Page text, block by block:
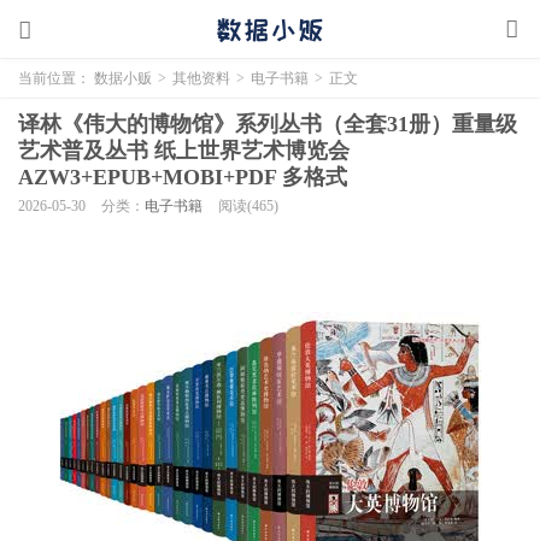
当前位置： 数据小贩 > 其他资料 > 电子书籍 > 正文
译林《伟大的博物馆》系列丛书（全套31册）重量级
艺术普及丛书 纸上世界艺术博览会
AZW3+EPUB+MOBI+PDF 多格式
2026-05-30 分类： 电子书籍 阅读(465)